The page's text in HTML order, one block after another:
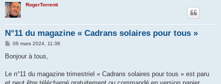
RogerTorrenti
N°11 du magazine « Cadrans solaires pour tous »
M
s
g
06 mars 2024, 11:38
Bonjour à tous,
Le n°11 du magazine trimestriel « Cadrans solaires pour tous » est paru